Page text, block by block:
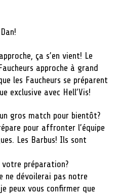
ça s’en vient! Le
approche à grand
les Faucheurs se préparent
exclusive avec Hell’Vis!
gros match pour bientôt?
pour affronter l’équipe
Les Barbus! Ils sont
préparation?
ne dévoilerai pas notre
peux vous confirmer que